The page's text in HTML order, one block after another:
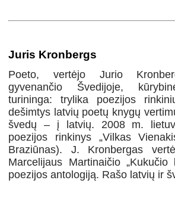
Juris Kronbergs
Poeto, vertėjo Jurio
gyvenančio Švedijoje,
turininga: trylika poezijos
dešimtys latvių poetų knygų
švedų – į latvių. 2008 m.
poezijos rinkinys „Vilkas
Braziūnas). J. Kronbergas
Marcelijaus Martinaičio „Kukučio
poezijos antologiją. Rašo latvių ir